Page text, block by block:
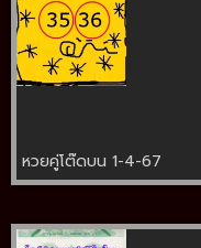
หวยคู่โต๊ดบน 1-4-67